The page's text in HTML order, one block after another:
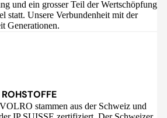
und ein grosser Teil der Wertschöpfung
statt. Unsere Verbundenheit mit der
Generationen.
stammen aus der Schweiz und